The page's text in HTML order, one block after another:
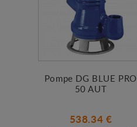
Pompe DG BLUE PRO
50 AUT
538.34 €